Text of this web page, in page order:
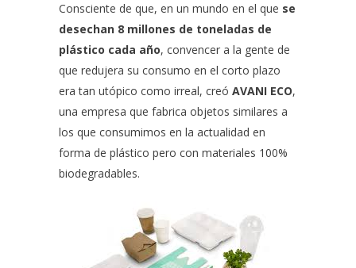
Consciente de que, en un mundo en el que se
desechan 8 millones de toneladas de
plástico cada año, convencer a la gente de
que redujera su consumo en el corto plazo
era tan utópico como irreal, creó AVANI ECO,
una empresa que fabrica objetos similares a
los que consumimos en la actualidad en
forma de plástico pero con materiales 100%
biodegradables.